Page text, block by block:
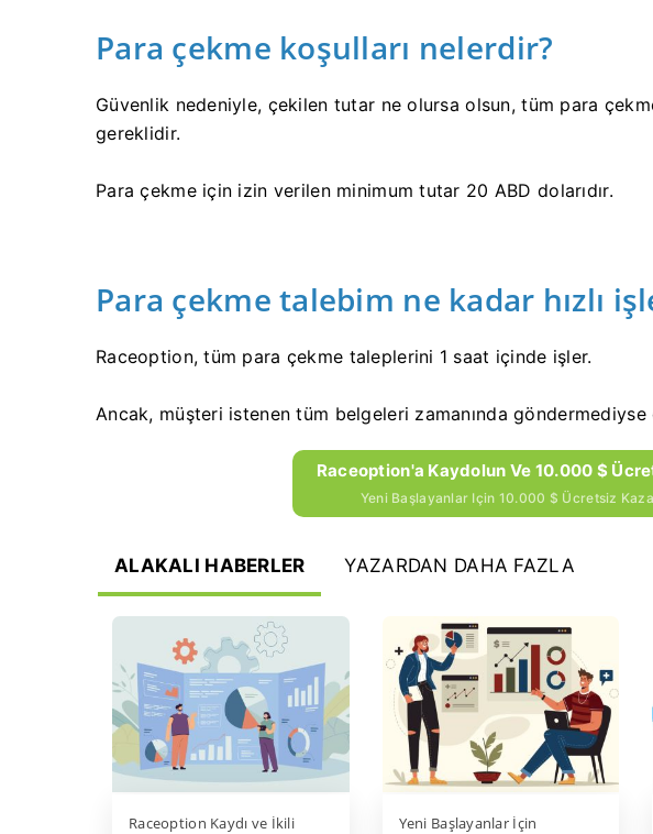
Para çekme koşulları nelerdir?
Güvenlik nedeniyle, çekilen tutar ne olursa olsun, tüm para
gereklidir.
Para çekme için izin verilen minimum tutar 20 ABD dolarıdır.
Para çekme talebim ne kadar hızlı
Raceoption, tüm para çekme taleplerini 1 saat içinde işler.
Ancak, müşteri istenen tüm belgeleri zamanında
Raceoption'a Kaydolun Ve 10.000 $
Yeni Başlayanlar Için 10.000 $ Ücretsiz
ALAKALI HABERLER YAZARDAN DAHA FAZLA
Raceoption Kaydı ve İkili Yeni Başlayanlar İçin